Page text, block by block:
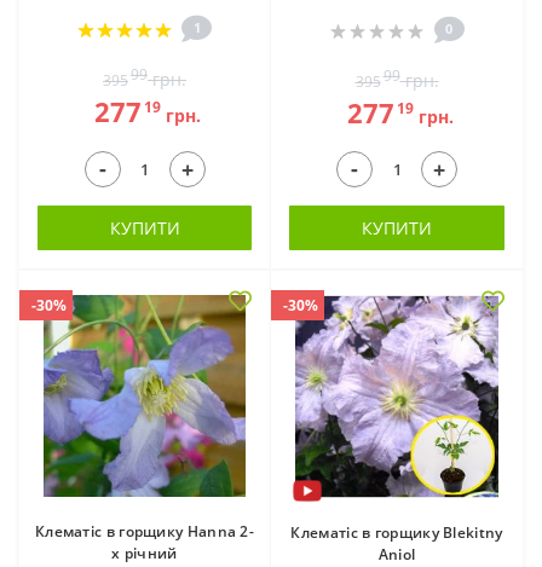
1
39599грн.
277 19 грн.
- +
КУПИТИ
0
39599грн.
277 19грн.
- +
КУПИТИ
-30%
Клематіс в горщику Hanna 2-
х річний
-30%
Клематіс в горщику Blekitny
Aniol